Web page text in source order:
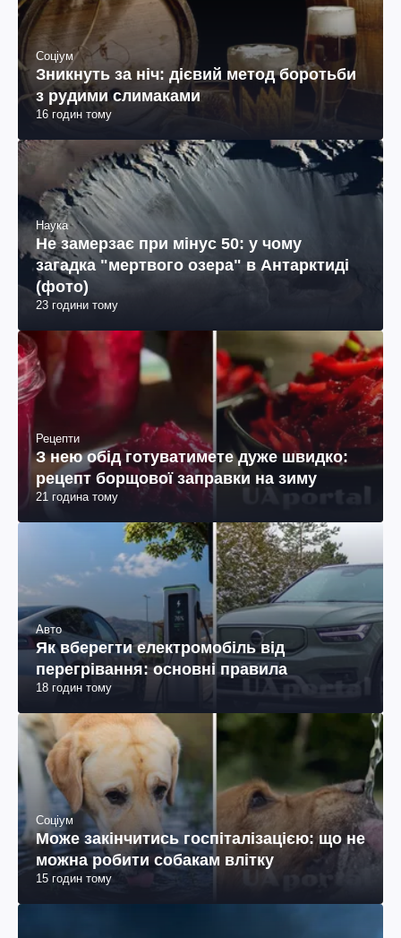
Соціум
Зникнуть за ніч: дієвий метод боротьби
з рудими слимаками
16 годин тому
Наука
Не замерзає при мінус 50: у чому
загадка "мертвого озера" в Антарктиді
(фото)
23 години тому
Рецепти
З нею обід готуватимете дуже швидко:
рецепт борщової заправки на зиму
21 година тому
Авто
Як вберегти електромобіль від
перегрівання: основні правила
18 годин тому
Соціум
Може закінчитись госпіталізацією: що не
можна робити собакам влітку
15 годин тому